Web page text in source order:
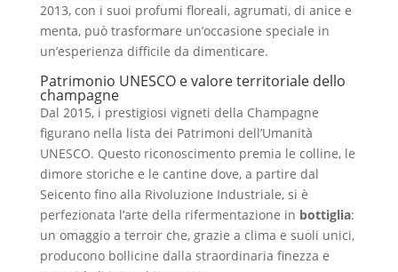
2013, con i suoi profumi floreali, agrumati, di anice e
menta, può trasformare un’occasione speciale in
un’esperienza difficile da dimenticare.
Patrimonio UNESCO e valore territoriale dello
champagne
Dal 2015, i prestigiosi vigneti della Champagne
figurano nella lista dei Patrimoni dell’Umanità
UNESCO. Questo riconoscimento premia le colline, le
dimore storiche e le cantine dove, a partire dal
Seicento fino alla Rivoluzione Industriale, si è
perfezionata l’arte della rifermentazione in bottiglia:
un omaggio a terroir che, grazie a clima e suoli unici,
producono bollicine dalla straordinaria finezza e